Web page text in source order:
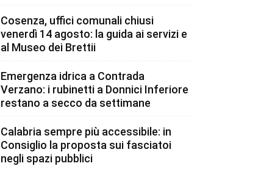
Cosenza, uffici comunali chiusi
venerdì 14 agosto: la guida ai servizi e
al Museo dei Brettii
Emergenza idrica a Contrada
Verzano: i rubinetti a Donnici Inferiore
restano a secco da settimane
Calabria sempre più accessibile: in
Consiglio la proposta sui fasciatoi
negli spazi pubblici